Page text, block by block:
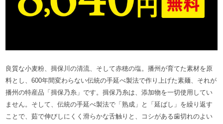
良質な小麦粉、揖保川の清流、そして赤穂の塩。播州が育てた素材を原
料とし、600年間変わらない伝統の手延べ製法で作り上げた素麺、それが
播州の特産品「揖保乃糸」です。揖保乃糸は、添加物を一切使用してい
ません。そして、伝統の手延べ製法で「熟成」と「延ばし」を繰り返す
ことで、茹で伸びしにくく滑らかな舌触りと、コシがある歯切れのよい